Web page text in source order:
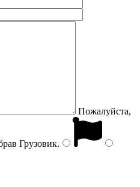
Пожалуйста,
Грузовик.